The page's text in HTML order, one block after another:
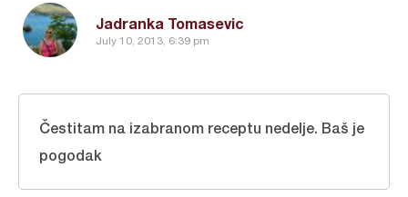
Jadranka Tomasevic
July 10, 2013, 6:39 pm
Čestitam na izabranom receptu nedelje. Baš je
pogodak